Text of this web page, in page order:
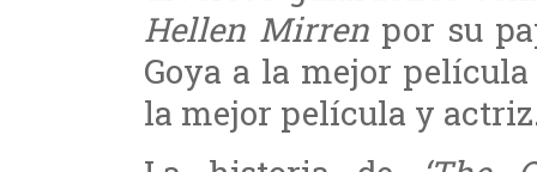
Hellen Mirrenpor su
Goya a la mejor
la mejor película y